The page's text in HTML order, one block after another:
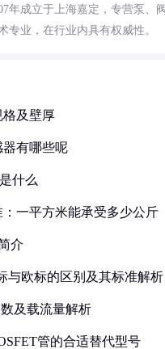
年成立于上海嘉定，专营泵、
专业，在行业内具有权威性。
格及壁厚
有哪些呢
什么
一平方米能承受多少公斤
介
与欧标的区别及其标准解析
及载流量解析
管的合适替代型号